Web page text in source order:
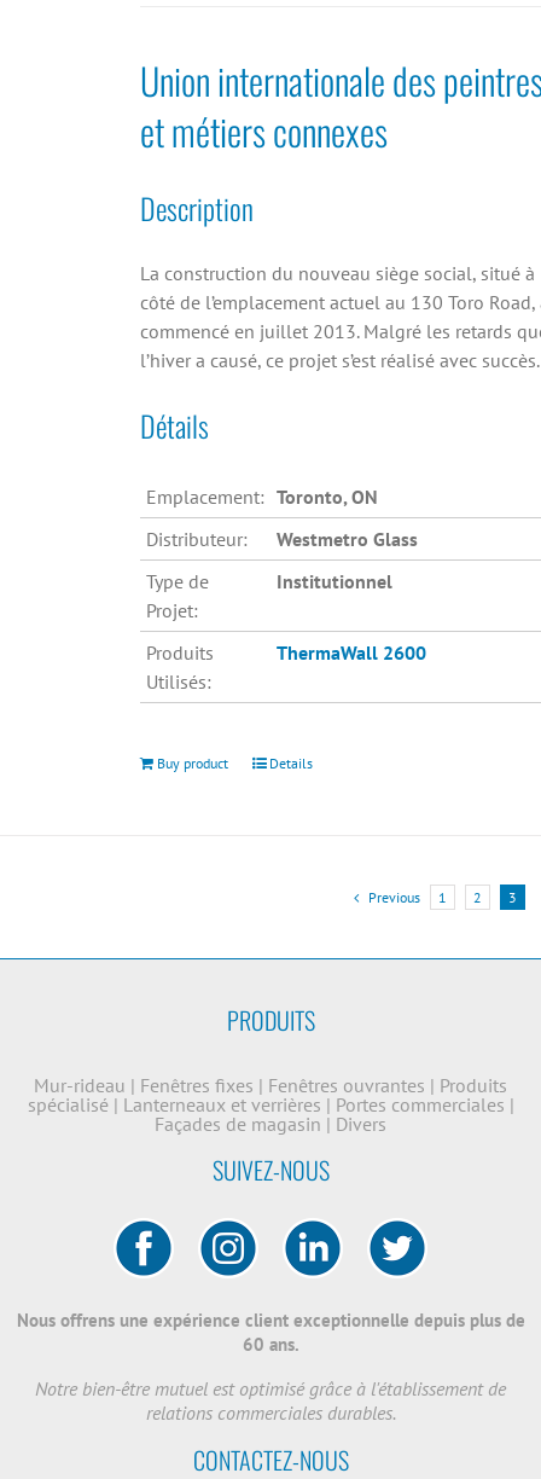
Union internationale des
et métiers connexes
Description
La construction du nouveau siège social, situé à
côté de l’emplacement actuel au 130 Toro Road,
commencé en juillet 2013. Malgré les retards
l’hiver a causé, ce projet s’est réalisé avec succès.
Détails
Emplacement: Toronto, ON
Distributeur:
Westmetro Glass
Type de
Projet:
Institutionnel
Produits
Utilisés:
ThermaWall 2600
Buy product Details
Previous 1 2 3
PRODUITS
Mur-rideau | Fenêtres fixes | Fenêtres ouvrantes | Produits
spécialisé | Lanterneaux et verrières | Portes commerciales |
Façades de magasin | Divers
SUIVEZ-NOUS
Nous offrens une expérience client exceptionnelle depuis plus de
60 ans.
Notre bien-être mutuel est optimisé grâce à l'établissement de
relations commerciales durables.
CONTACTEZ-NOUS